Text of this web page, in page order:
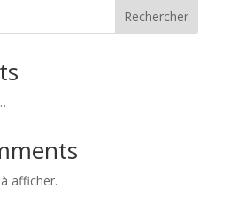
Rechercher
afficher.